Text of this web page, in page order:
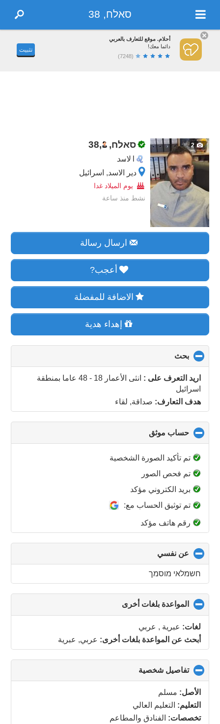
סאלח, 38
أحلام. موقع للتعارف بالعربي
دائما معك!
(7248)
تثبيت
2 סאלח, ,
38
الاسد
دير الاسد, اسرائيل
يوم الميلاد غدا
نشط منذ ساعة
ارسال رسالة
أعجب?
الاضافة للمفضلة
إهداء هدية
بحث
to
collapse
contents
اريد التعرف على : انثى الأعمار 18 - 48 عاما
بمنطقة
اسرائيل
هدف التعارف: صداقة, لقاء
حساب موثق
to
collapse
contents
تم تأكيد الصورة الشخصية
تم فحص الصور
بريد الكتروني مؤكد
تم توثيق الحساب مع:
رقم هاتف مؤكد
عن نفسي
to
collapse
contents
חשמלאי מוסמך
المواعدة بلغات أخرى
to
contents
لغات: عبرية , عربي
أبحث عن المواعدة بلغات أخرى: عربي, عبرية
تفاصيل شخصية
to
الأصل: مسلم
التعليم: التعليم العالي
تخصصات: الفنادق والمطاعم